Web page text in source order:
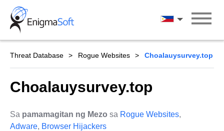
Skip
content
Wikang Filipino
Threat Database Rogue Websites Choalauysurvey.top
Choalauysurvey.top
Sa pamamagitan ng Mezo sa Rogue Websites,
Adware, Browser Hijackers